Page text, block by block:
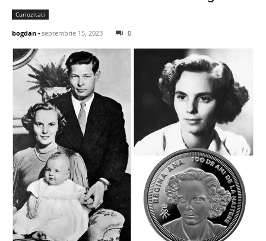
Curiozitati
bogdan -septembrie 15, 2023 0